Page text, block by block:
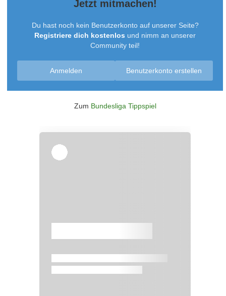
Jetzt mitmachen!
Du hast noch kein Benutzerkonto auf unserer Seite?
Registriere dich kostenlos und nimm an unserer
Community teil!
Benutzerkonto erstellen
Anmelden
Zum Bundesliga Tippspiel